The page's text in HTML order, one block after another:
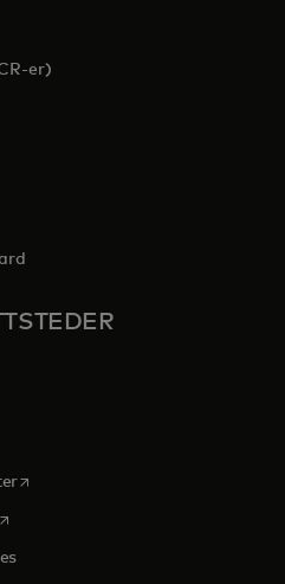
er)
in a new tab
tab
a new tab
in a new tab
opens in a new tab
in a new tab